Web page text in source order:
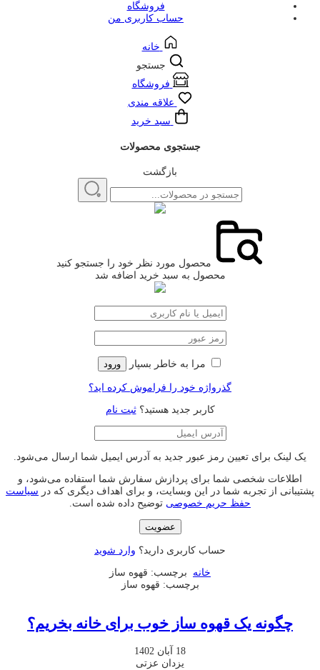
فروشگاه
حساب کاربری من
خانه
جستجو
فروشگاه
علاقه مندی
سبد خرید
جستجوی محصولات
بازگشت
محصول مورد نظر خود را جستجو کنید
محصول به سبد خرید اضافه شد
مرا به خاطر بسپار ورود
گذرواژه خود را فراموش کرده اید؟
کاربر جدید هستید؟ثبت نام
یک لینک برای تعیین رمز عبور جدید به آدرس ایمیل شما ارسال می‌شود.
اطلاعات شخصی شما برای پردازش سفارش شما استفاده می‌شود، و
پشتیبانی از تجربه شما در این وبسایت، و برای اهداف دیگری که در سیاست
حفظ حریم خصوصی توضیح داده شده است.
عضویت
حساب کاربری دارید؟ وارد شوید
خانه
برچسب: قهوه ساز
برچسب: قهوه ساز
چگونه یک قهوه ساز خوب برای خانه بخریم؟
18 آبان 1402
یزدان عزتی